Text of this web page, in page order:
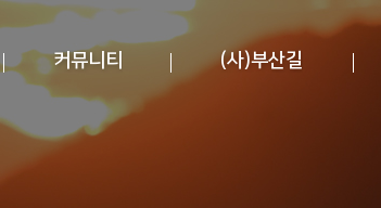
커뮤니티 (사)부산길